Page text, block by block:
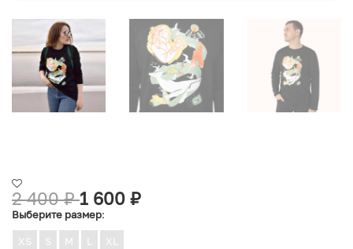
2 400₽ 1 600 ₽
Выберите размер:
XS S M L XL